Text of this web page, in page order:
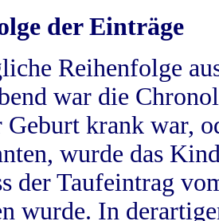
der Einträge
Reihenfolge
war die
Geburt krank war,
wurde das
der Taufeintrag
wurde. In